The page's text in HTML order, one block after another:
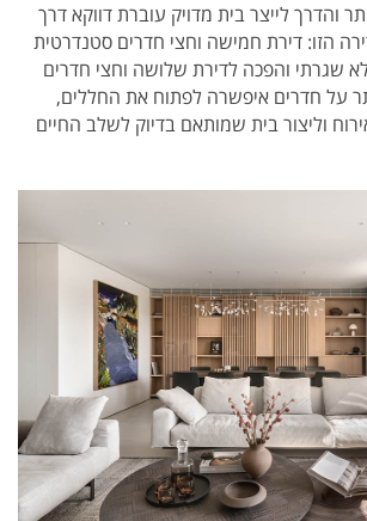
והדרך לייצר בית מדויק עוברת דווקא דרך
הזו: דירת חמישה וחצי חדרים סטנדרטית
שגרתי והפכה לדירת שלושה וחצי חדרים
על חדרים איפשרה לפתוח את החללים,
וליצור בית שמותאם בדיוק לשלב החיים